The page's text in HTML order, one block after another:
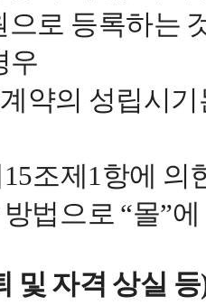
으로 등록하는
우
약의 성립시기
조제1항에 의
법으로 “몰”
및 자격 상실